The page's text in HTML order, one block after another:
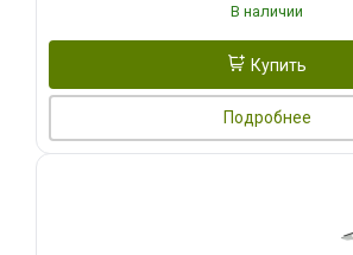
В наличии
Купить
Подробнее